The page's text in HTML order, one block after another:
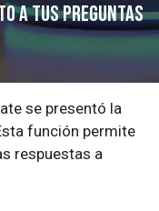
a tus preguntas
se presentó la
función permite
respuestas a